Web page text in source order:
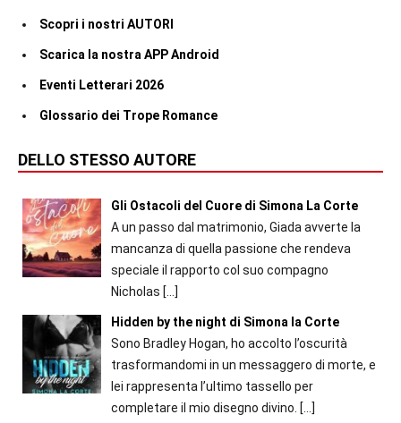
Scopri i nostri AUTORI
Scarica la nostra APP Android
Eventi Letterari 2026
Glossario dei Trope Romance
DELLO STESSO AUTORE
Gli Ostacoli del Cuore di Simona La Corte
A un passo dal matrimonio, Giada avverte la
mancanza di quella passione che rendeva
speciale il rapporto col suo compagno
Nicholas […]
Hidden by the night di Simona la Corte
Sono Bradley Hogan, ho accolto l’oscurità
trasformandomi in un messaggero di morte, e
lei rappresenta l’ultimo tassello per
completare il mio disegno divino. […]